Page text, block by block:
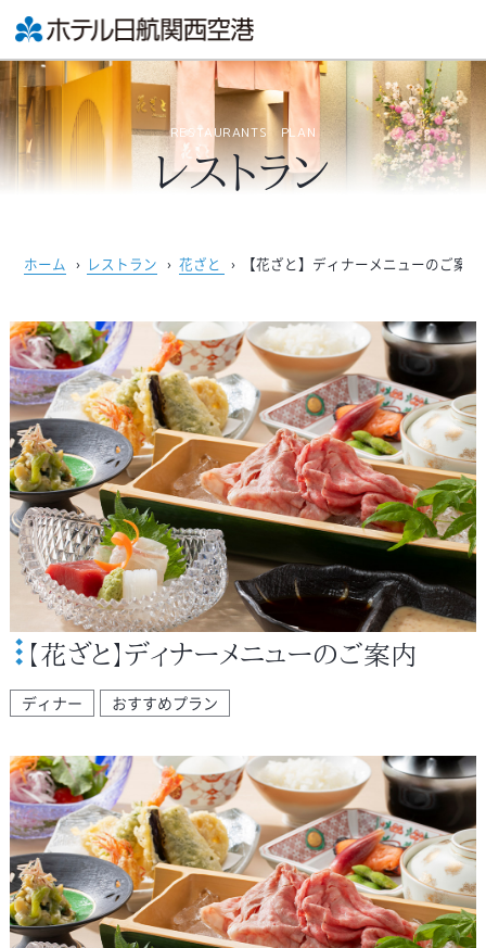
RESTAURANTS PLAN
レストラン
ホーム › レストラン › 花ざと › 【花ざと】ディナーメニューのご案内
【花ざと】ディナーメニューのご案内
ディナー おすすめプラン